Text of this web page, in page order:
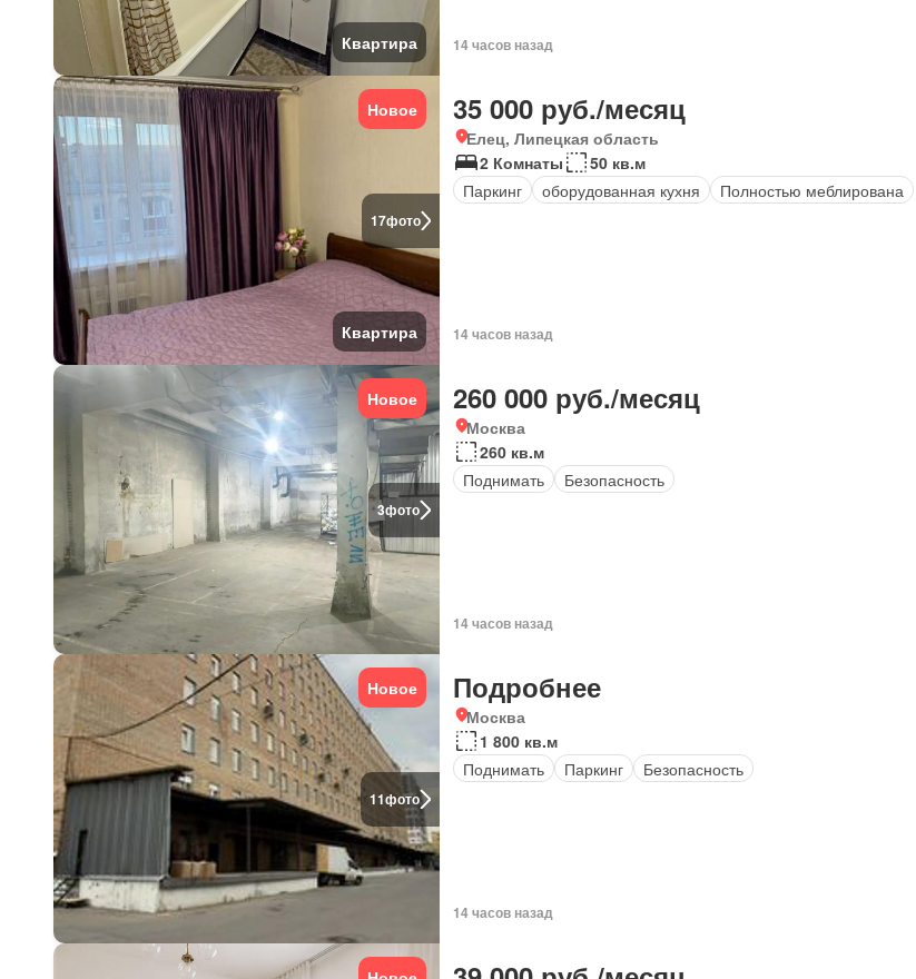
Квартира 14 часов назад
17фото
Новое
Квартира
35 000 руб./месяц
Елец, Липецкая область
2 Комнаты
50 кв.м
Паркинг
оборудованная кухня Полностью меблирована
14 часов назад
3фото
Новое 260 000 руб./месяц
Москва
260 кв.м
Поднимать
Безопасность
14 часов назад
11фото
Новое Подробнее
Москва
1 800 кв.м
Поднимать
Паркинг Безопасность
14 часов назад